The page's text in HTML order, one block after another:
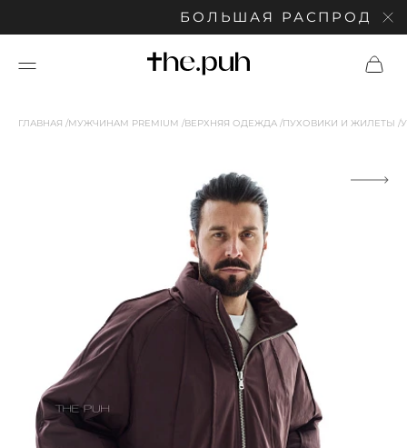
БОЛЬШАЯ РАСПРОДАЖА:
ГЛАВНАЯ МУЖЧИНАМ PREMIUM ВЕРХНЯЯ ОДЕЖДА ПУХОВИКИ И ЖИЛЕТЫ